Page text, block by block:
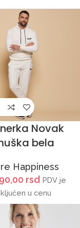
Novak
bela
Happiness
rsd PDV je
u cenu